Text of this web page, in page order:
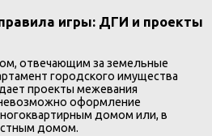
игры: ДГИ и проекты
отвечающим за земельные
городского имущества
проекты межевания
оформление
домом или, в
домом.